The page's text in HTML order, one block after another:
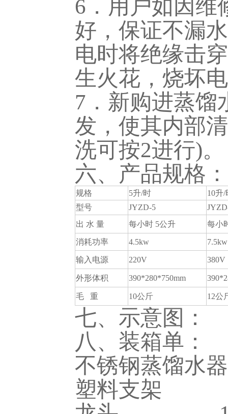
6．用户如因维
好，保证不漏
电时将绝缘击
生火花，烧坏
7．新购进蒸馏
发，使其内部
洗可按2进行)。
六、产品规格：
规格 5升/时
10升/
型号
JYZD-5
出 水 量
每小时 5公升 每小
消耗功率 4.5kw 7.5kw
输入电源 220V 380V
外形体积 390*280*750mm
毛 重 10公斤 12公
七、示意图：
八、装箱单：
不锈钢蒸馏
塑料支架